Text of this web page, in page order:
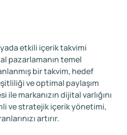
etkili içerik takvimi
pazarlamanın temel
bir takvim, hedef
ve optimal paylaşım
ile markanızın dijital varlığını
ve stratejik içerik yönetimi,
artırır.